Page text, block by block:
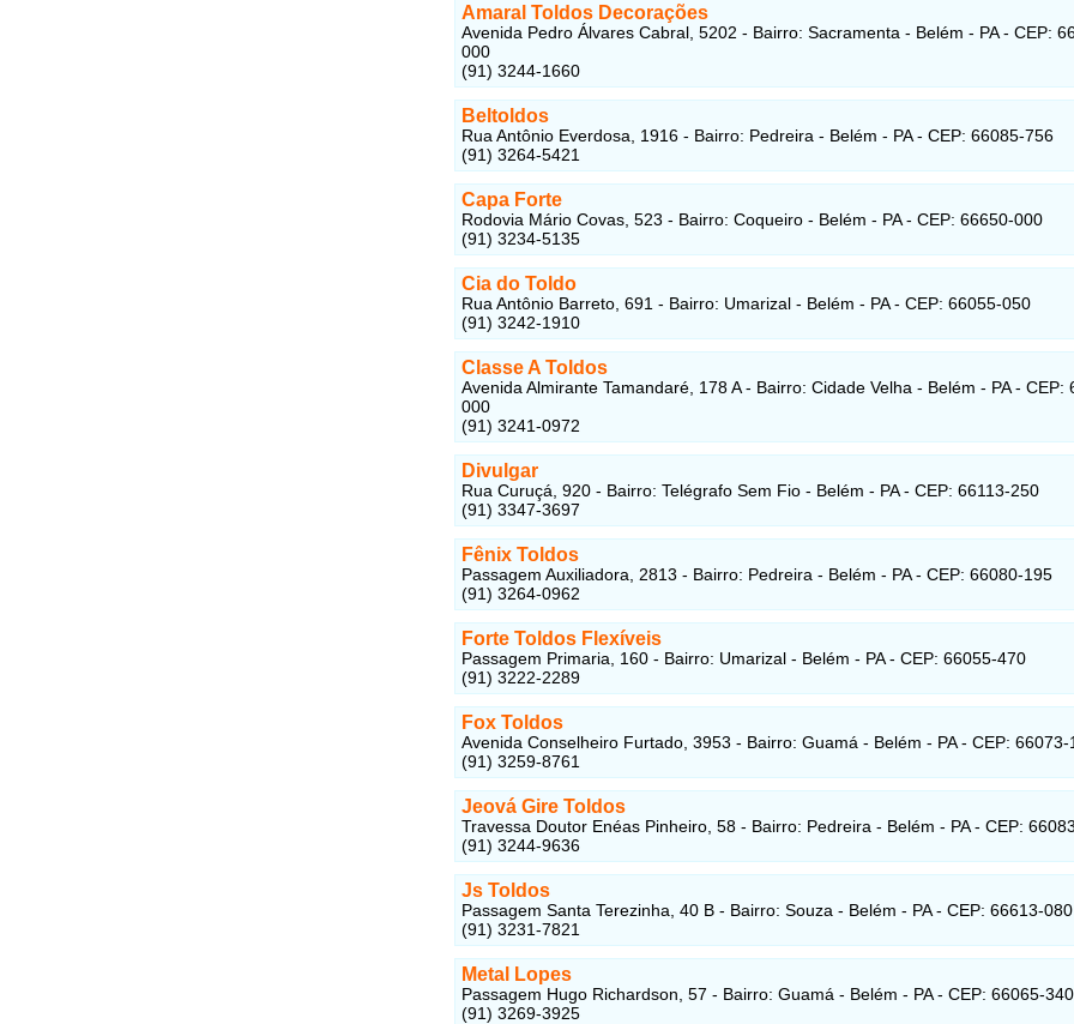
Amaral Toldos Decorações
Avenida Pedro Álvares Cabral, 5202 - Bairro: Sacramenta - Belém - PA - CEP:
000
(91) 3244-1660
Beltoldos
Rua Antônio Everdosa, 1916 - Bairro: Pedreira - Belém - PA - CEP: 66085-756
(91) 3264-5421
Capa Forte
Rodovia Mário Covas, 523 - Bairro: Coqueiro - Belém - PA - CEP: 66650-000
(91) 3234-5135
Cia do Toldo
Rua Antônio Barreto, 691 - Bairro: Umarizal - Belém - PA - CEP: 66055-050
(91) 3242-1910
Classe A Toldos
Avenida Almirante Tamandaré, 178 A - Bairro: Cidade Velha - Belém - PA - CEP:
000
(91) 3241-0972
Divulgar
Rua Curuçá, 920 - Bairro: Telégrafo Sem Fio - Belém - PA - CEP: 66113-250
(91) 3347-3697
Fênix Toldos
Passagem Auxiliadora, 2813 - Bairro: Pedreira - Belém - PA - CEP: 66080-195
(91) 3264-0962
Forte Toldos Flexíveis
Passagem Primaria, 160 - Bairro: Umarizal - Belém - PA - CEP: 66055-470
(91) 3222-2289
Fox Toldos
Avenida Conselheiro Furtado, 3953 - Bairro: Guamá - Belém - PA - CEP: 66073-
(91) 3259-8761
Jeová Gire Toldos
Travessa Doutor Enéas Pinheiro, 58 - Bairro: Pedreira - Belém - PA - CEP:
(91) 3244-9636
Js Toldos
Passagem Santa Terezinha, 40 B - Bairro: Souza - Belém - PA - CEP: 66613-080
(91) 3231-7821
Metal Lopes
Passagem Hugo Richardson, 57 - Bairro: Guamá - Belém - PA - CEP: 66065-340
(91) 3269-3925